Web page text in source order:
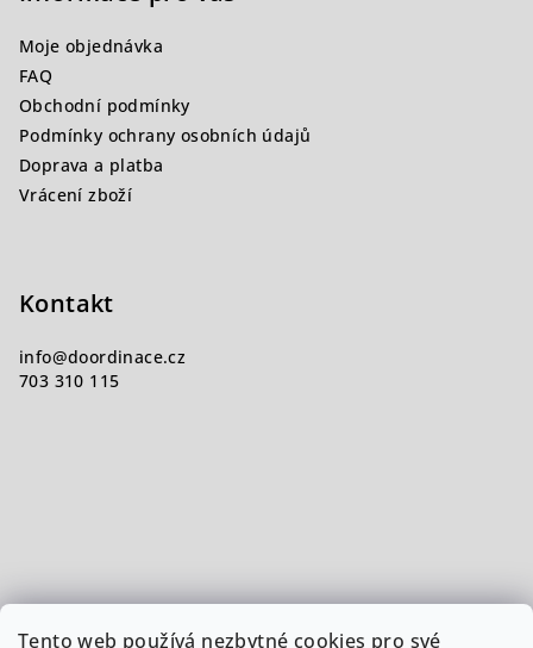
Tento web používá nezbytné cookies pro své
Moje objednávka
FAQ
Obchodní podmínky
Podmínky ochrany osobních údajů
Doprava a platba
Vrácení zboží
Kontakt
info@doordinace.cz
703 310 115